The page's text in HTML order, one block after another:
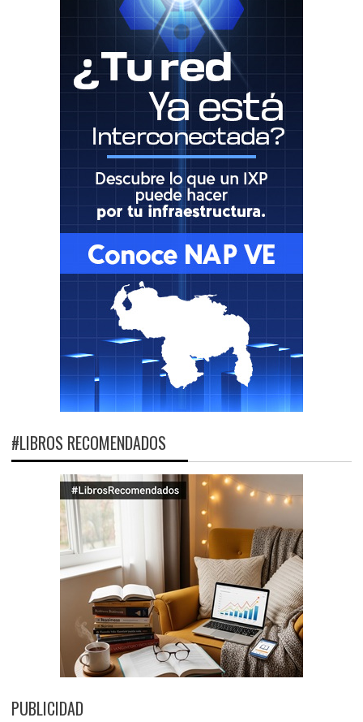
#LIBROS RECOMENDADOS
PUBLICIDAD